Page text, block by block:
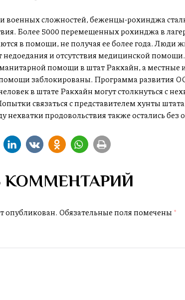
военных сложностей, беженцы-рохинджа
Более 5000 перемещенных рохинджа в
в помощи, не получая ее более года. Люди
недоедания и отсутствия медицинской
помощи в штат Ракхайн, а
заблокированы. Программа развития
в штате Ракхайн могут столкнуться с
связаться с представителем хунты
продовольствия также остались без
КОММЕНТАРИЙ
опубликован. Обязательные поля помечены *